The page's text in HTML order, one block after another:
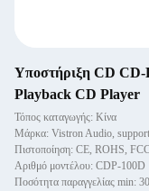
Υποστήριξη CD
Playback CD Player
Τόπος καταγωγής: Κίνα
Μάρκα: Vistron Audio,
Πιστοποίηση: CE, ROHS,
Αριθμό μοντέλου: CDP-100D
Ποσότητα παραγγελίας min: